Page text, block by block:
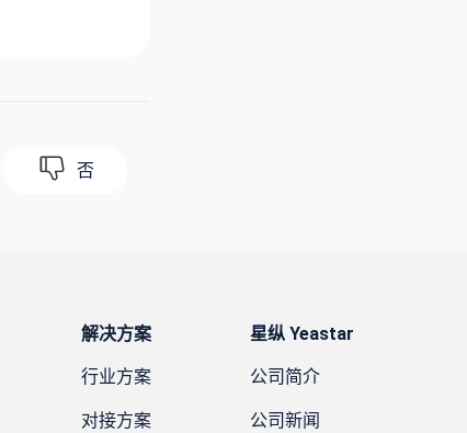
否
解决方案
行业方案
对接方案
星纵 Yeastar
公司简介
公司新闻